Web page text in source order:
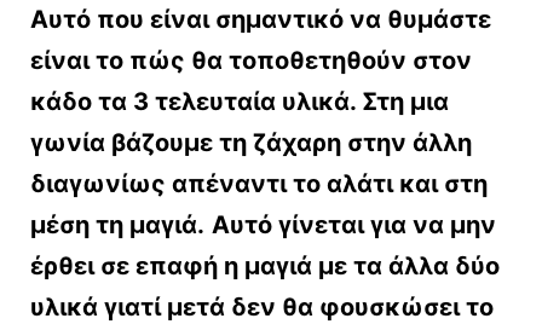
Αυτό που είναι σημαντικό να θυμάστε
είναι το πώς θα τοποθετηθούν στον
κάδο τα 3 τελευταία υλικά. Στη μια
γωνία βάζουμε τη ζάχαρη στην άλλη
διαγωνίως απέναντι το αλάτι και στη
μέση τη μαγιά. Αυτό γίνεται για να μην
έρθει σε επαφή η μαγιά με τα άλλα δύο
υλικά γιατί μετά δεν θα φουσκώσει το